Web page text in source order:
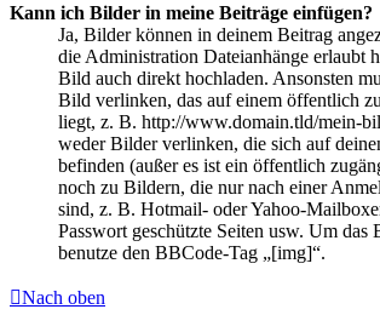
Kann ich Bilder in meine Beiträge einfügen?
Ja, Bilder können in deinem Beitrag
die Administration Dateianhänge erlaubt
Bild auch direkt hochladen. Ansonsten
Bild verlinken, das auf einem öffentlich
liegt, z. B. http://www.domain.tld/mein-
weder Bilder verlinken, die sich auf
befinden (außer es ist ein öffentlich
noch zu Bildern, die nur nach einer
sind, z. B. Hotmail- oder Yahoo-
Passwort geschützte Seiten usw. Um das
benutze den BBCode-Tag „[img]“.
Nach oben